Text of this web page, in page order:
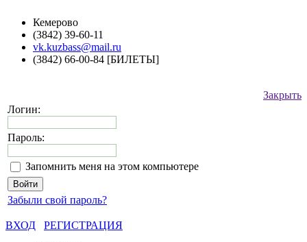
Кемерово
(3842) 39-60-11
vk.kuzbass@mail.ru
(3842) 66-00-84 [БИЛЕТЫ]
Закрыть
Логин:
Пароль:
Запомнить меня на этом компьютере
Забыли свой пароль?
ВХОД
РЕГИСТРАЦИЯ